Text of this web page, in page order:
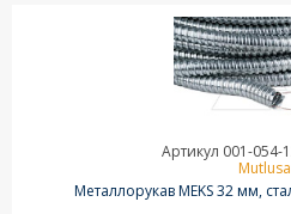
Артикул 001-054-
Металлорукав MEKS 32 мм,